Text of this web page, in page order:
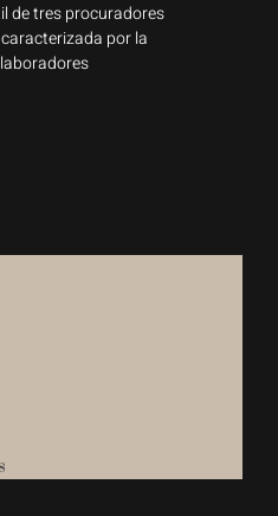
de tres procuradores
por la